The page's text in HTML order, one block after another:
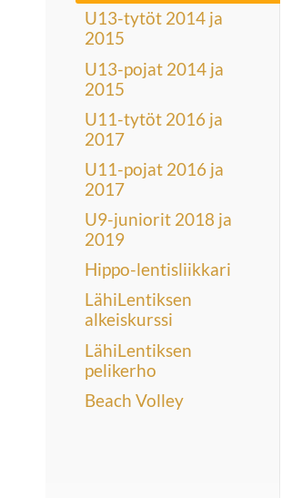
U13-tytöt 2014 ja
2015
U13-pojat 2014 ja
2015
U11-tytöt 2016 ja
2017
U11-pojat 2016 ja
2017
U9-juniorit 2018 ja
2019
Hippo-lentisliikkari
LähiLentiksen
alkeiskurssi
LähiLentiksen
pelikerho
Beach Volley